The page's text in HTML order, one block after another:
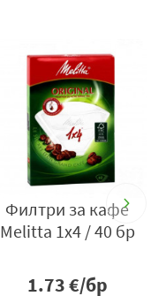
Филтри за кафе
Melitta 1х4 / 40 бр
1.73€/бр